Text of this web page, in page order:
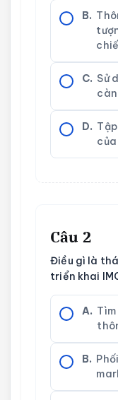
B.
C. Sử
D.
Câu 2
Điều gì là
triển khai
A.
B.